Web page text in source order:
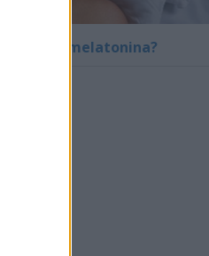
¿Qué es la melatonina?